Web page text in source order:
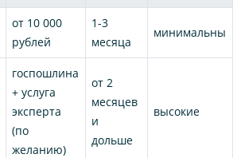
от 10 000
рублей
1-3
месяца
минимальны
госпошлина
+ услуга
эксперта
(по
желанию)
от 2
месяцев
и
дольше
высокие